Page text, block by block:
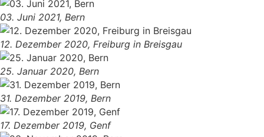
03. Juni 2021, Bern
12. Dezember 2020, Freiburg in Breisgau
25. Januar 2020, Bern
31. Dezember 2019, Bern
17. Dezember 2019, Genf